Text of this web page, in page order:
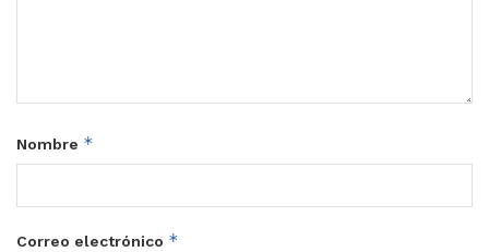
Nombre *
Correo electrónico *